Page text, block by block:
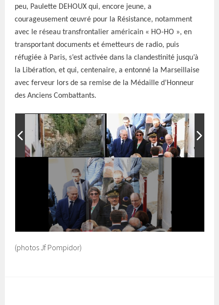
peu, Paulette DEHOUX qui, encore jeune, a
courageusement œuvré pour la Résistance, notamment
avec le réseau transfrontalier américain « HO-HO », en
transportant documents et émetteurs de radio, puis
réfugiée à Paris, s’est activée dans la clandestinité jusqu’à
la Libération, et qui, centenaire, a entonné la Marseillaise
avec ferveur lors de sa remise de la Médaille d’Honneur
des Anciens Combattants.
(photos Jf Pompidor)